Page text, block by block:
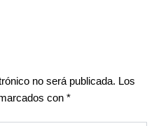
no será publicada. Los
con *